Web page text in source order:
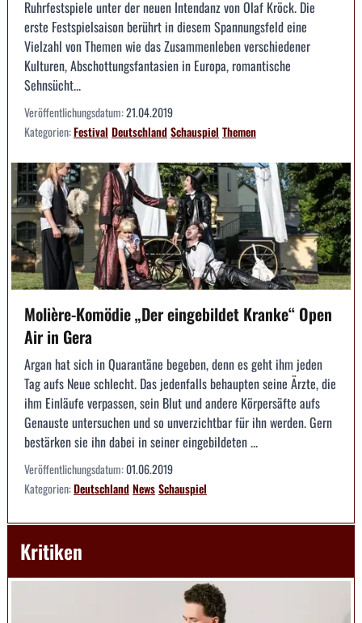
Ruhrfestspiele unter der neuen Intendanz von Olaf Kröck. Die
erste Festspielsaison berührt in diesem Spannungsfeld eine
Vielzahl von Themen wie das Zusammenleben verschiedener
Kulturen, Abschottungsfantasien in Europa, romantische
Sehnsücht...
Veröffentlichungsdatum:21.04.2019
Kategorien:Festival DeutschlandSchauspiel Themen
Molière-Komödie „Der eingebildet Kranke“ Open
Air in Gera
Argan hat sich in Quarantäne begeben, denn es geht ihm jeden
Tag aufs Neue schlecht. Das jedenfalls behaupten seine Ärzte, die
ihm Einläufe verpassen, sein Blut und andere Körpersäfte aufs
Genauste untersuchen und so unverzichtbar für ihn werden. Gern
bestärken sie ihn dabei in seiner eingebildeten ...
Veröffentlichungsdatum:01.06.2019
Kategorien:DeutschlandNewsSchauspiel
Kritiken